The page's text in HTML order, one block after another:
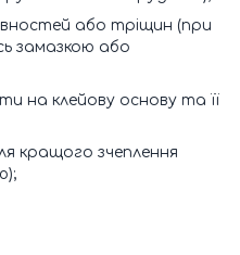
або тріщин (при
замазкою або
на клейову основу та її
кращого зчеплення